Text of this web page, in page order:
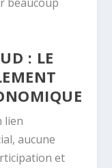
: LE
lien
aucune
et